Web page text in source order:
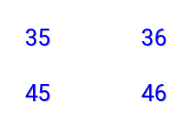
35 36
45 46